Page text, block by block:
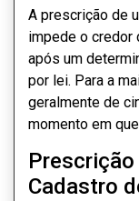
A prescrição de
impede o credor
após um
por lei. Para a
geralmente de
momento em
Cadastro